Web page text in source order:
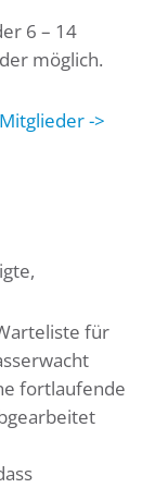
6 – 14
möglich.
->
für
fortlaufende